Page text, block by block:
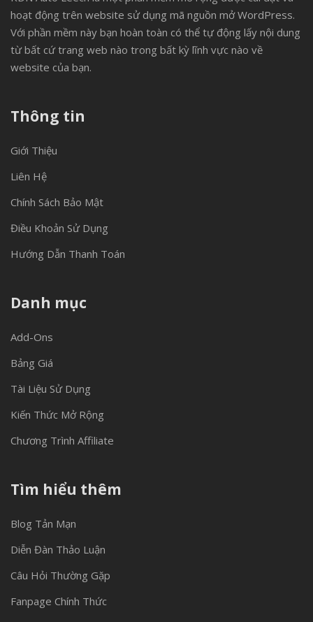
hoạt động trên website sử dụng mã nguồn mở WordPress.
Với phần mềm này bạn hoàn toàn có thể tự động lấy nội dung
từ bất cứ trang web nào trong bất kỳ lĩnh vực nào về
website của bạn.
Thông tin
Giới Thiệu
Liên Hệ
Chính Sách Bảo Mật
Điều Khoản Sử Dụng
Hướng Dẫn Thanh Toán
Danh mục
Add-Ons
Bảng Giá
Tài Liệu Sử Dụng
Kiến Thức Mở Rộng
Chương Trình Affiliate
Tìm hiểu thêm
Blog Tản Mạn
Diễn Đàn Thảo Luận
Câu Hỏi Thường Gặp
Fanpage Chính Thức